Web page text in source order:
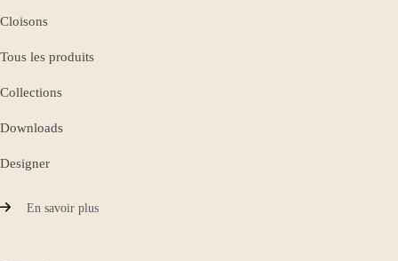
Cloisons
Tous les produits
Collections
Downloads
Designer
En savoir plus